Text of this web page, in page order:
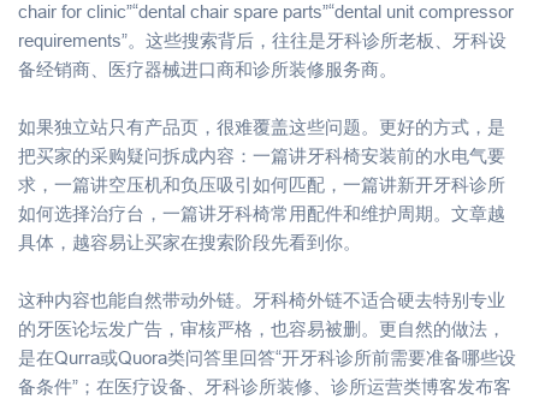
chair for clinic”“dental chair spare parts”“dental unit compressor
requirements”。这些搜索背后，往往是牙科诊所老板、牙科设
备经销商、医疗器械进口商和诊所装修服务商。
如果独立站只有产品页，很难覆盖这些问题。更好的方式，是
把买家的采购疑问拆成内容：一篇讲牙科椅安装前的水电气要
求，一篇讲空压机和负压吸引如何匹配，一篇讲新开牙科诊所
如何选择治疗台，一篇讲牙科椅常用配件和维护周期。文章越
具体，越容易让买家在搜索阶段先看到你。
这种内容也能自然带动外链。牙科椅外链不适合硬去特别专业
的牙医论坛发广告，审核严格，也容易被删。更自然的做法，
是在Qurra或Quora类问答里回答“开牙科诊所前需要准备哪些设
备条件”；在医疗设备、牙科诊所装修、诊所运营类博客发布客